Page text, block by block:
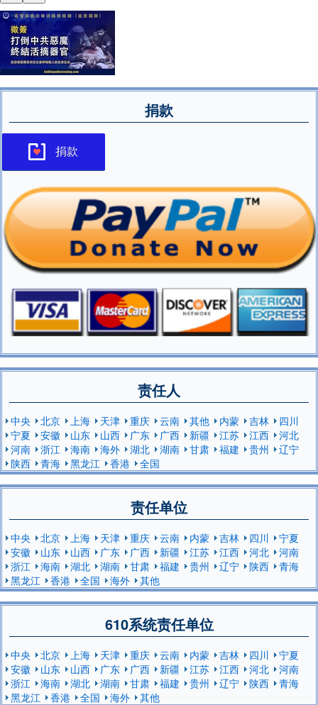
捐款
捐款
责任人
中央 北京 上海 天津 重庆 云南 其他 内蒙 吉林
四川
宁夏
安徽 山东 山西 广东 广西 新疆 江苏 江西
河北
河南
浙江 海南 海外 湖北 湖南 甘肃 福建 贵州
辽宁
陕西
青海 黑龙江 香港 全国
责任单位
中央 北京 上海 天津 重庆 云南 内蒙 吉林 四川
宁夏
安徽
山东 山西 广东 广西 新疆 江苏 江西 河北
河南
浙江
海南 湖北 湖南 甘肃 福建 贵州 辽宁 陕西
青海
黑龙江
香港 全国 海外 其他
610系统责任单位
中央 北京 上海 天津 重庆 云南 内蒙 吉林 四川
宁夏
安徽
山东 山西 广东 广西 新疆 江苏 江西 河北
河南
浙江
海南 湖北 湖南 甘肃 福建 贵州 辽宁 陕西
青海
黑龙江
香港 全国 海外 其他